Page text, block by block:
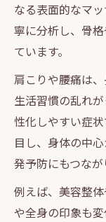
なる表面的なマ
寧に分析し、骨
ています。
肩こりや腰痛は
生活習慣の乱れ
性化しやすい症
目し、身体の中
発予防にもつなが
例えば、美容整
や全身の印象も